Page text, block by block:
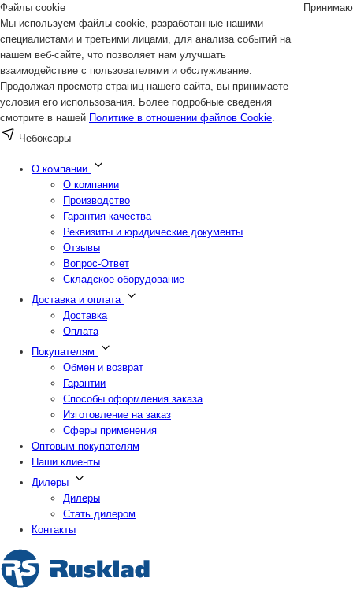
Файлы cookie
Мы используем файлы cookie, разработанные нашими
специалистами и третьими лицами, для анализа событий на
нашем веб-сайте, что позволяет нам улучшать
взаимодействие с пользователями и обслуживание.
Продолжая просмотр страниц нашего сайта, вы принимаете
условия его использования. Более подробные сведения
смотрите в нашей Политике в отношении файлов Cookie.
Принимаю
Чебоксары
О компании
О компании
Производство
Гарантия качества
Реквизиты и юридические документы
Отзывы
Вопрос-Ответ
Складское оборудование
Доставка и оплата
Доставка
Оплата
Покупателям
Обмен и возврат
Гарантии
Способы оформления заказа
Изготовление на заказ
Сферы применения
Оптовым покупателям
Наши клиенты
Дилеры
Дилеры
Стать дилером
Контакты